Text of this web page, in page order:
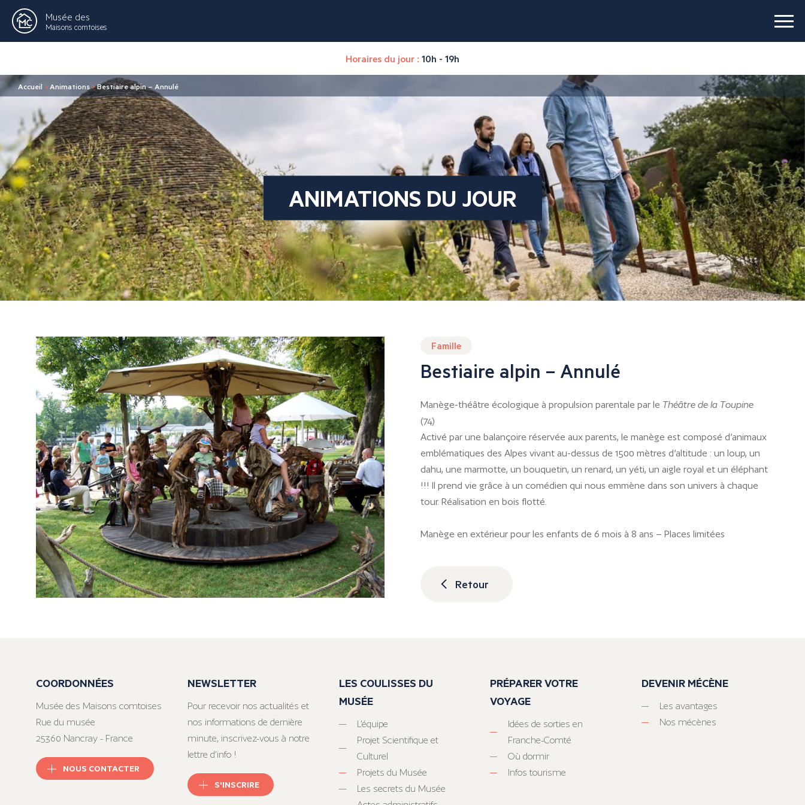
Musée des
Maisons comtoises
Horaires du jour : 10h - 19h
Accueil > Animations>Bestiaire alpin – Annulé
ANIMATIONS DU JOUR
Famille
Bestiaire alpin – Annulé
Manège-théâtre écologique à propulsion parentale par le Théâtre de la Toupine
(74)
Activé par une balançoire réservée aux parents, le manège est composé d’animaux
emblématiques des Alpes vivant au-dessus de 1500 mètres d’altitude : un loup, un
dahu, une marmotte, un bouquetin, un renard, un yéti, un aigle royal et un éléphant
!!! Il prend vie grâce à un comédien qui nous emmène dans son univers à chaque
tour. Réalisation en bois flotté.
Manège en extérieur pour les enfants de 6 mois à 8 ans – Places limitées
Retour
COORDONNÉES
Musée des Maisons comtoises
Rue du musée
25360 Nancray - France
NOUS CONTACTER
NEWSLETTER
Pour recevoir nos actualités et
nos informations de dernière
minute, inscrivez-vous à notre
lettre d’info !
S'INSCRIRE
LES COULISSES DU
MUSÉE
L’équipe
Projet Scientifique et
Culturel
Projets du Musée
Les secrets du Musée
PRÉPARER VOTRE
VOYAGE
Idées de sorties en
Franche-Comté
Où dormir
Infos tourisme
DEVENIR MÉCÈNE
Les avantages
Nos mécènes